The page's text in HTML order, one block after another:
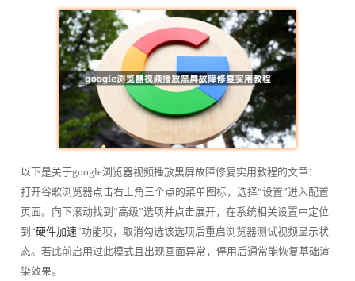
以下是关于google浏览器视频播放黑屏故障修复实用教程的文章：
打开谷歌浏览器点击右上角三个点的菜单图标，选择“设置”进入配置
页面。向下滚动找到“高级”选项并点击展开，在系统相关设置中定位
到“硬件加速”功能项，取消勾选该选项后重启浏览器测试视频显示状
态。若此前启用过此模式且出现画面异常，停用后通常能恢复基础渲
染效果。